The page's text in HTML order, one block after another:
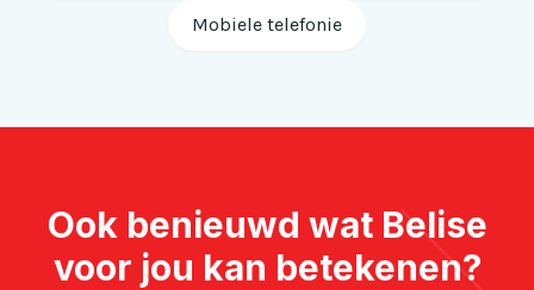
Mobiele telefonie
Ook benieuwd wat Belise
voor jou kan betekenen?